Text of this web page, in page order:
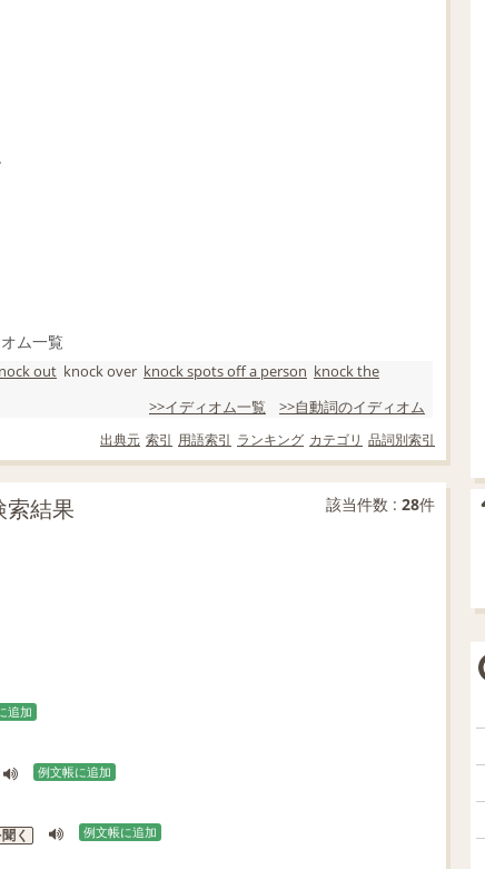
.
ム一覧
out knock over knock spots off a person knock the
>>イディオム一覧
>>自動詞のイディオム
出典元 索引 用語索引 ランキング カテゴリ 品詞別索引
索結果 該当件数 : 28件
追加
例文帳に追加
く 例文帳に追加